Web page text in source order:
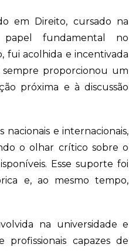
em Direito, cursado na
fundamental no
fui acolhida e incentivada
proporcionou um
próxima e à discussão
e internacionais,
o olhar crítico sobre o
Esse suporte foi
e, ao mesmo tempo,
na universidade e
capazes de